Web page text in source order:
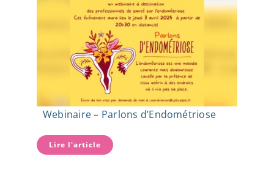
Webinaire – Parlons d’Endométriose
Lire l'article